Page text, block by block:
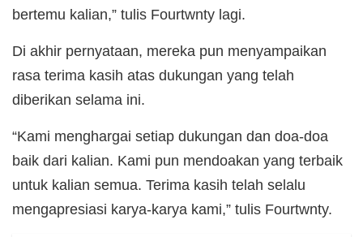
bertemu kalian,” tulis Fourtwnty lagi.
Di akhir pernyataan, mereka pun menyampaikan
rasa terima kasih atas dukungan yang telah
diberikan selama ini.
“Kami menghargai setiap dukungan dan doa-doa
baik dari kalian. Kami pun mendoakan yang terbaik
untuk kalian semua. Terima kasih telah selalu
mengapresiasi karya-karya kami,” tulis Fourtwnty.